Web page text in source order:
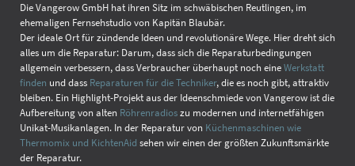
Die Vangerow GmbH hat ihren Sitz im schwäbischen Reutlingen, im
ehemaligen Fernsehstudio von Kapitän Blaubär.
Der ideale Ort für zündende Ideen und revolutionäre Wege. Hier dreht sich
alles um die Reparatur: Darum, dass sich die Reparaturbedingungen
allgemein verbessern, dass Verbraucher überhaupt noch eineWerkstatt
finden und dass Reparaturen für die Techniker, die es noch gibt, attraktiv
bleiben. Ein Highlight-Projekt aus der Ideenschmiede von Vangerow ist die
Aufbereitung von alten Röhrenradioszu modernen und internetfähigen
Unikat-Musikanlagen. In der Reparatur von Küchenmaschinen wie
Thermomix und KichtenAid sehen wir einen der größten Zukunftsmärkte
der Reparatur.